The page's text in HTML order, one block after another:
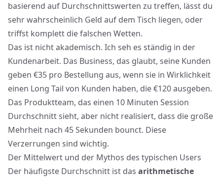
basierend auf Durchschnittswerten zu treffen, lässt du
sehr wahrscheinlich Geld auf dem Tisch liegen, oder
triffst komplett die falschen Wetten.
Das ist nicht akademisch. Ich seh es ständig in der
Kundenarbeit. Das Business, das glaubt, seine Kunden
geben €35 pro Bestellung aus, wenn sie in Wirklichkeit
einen Long Tail von Kunden haben, die €120 ausgeben.
Das Produktteam, das einen 10 Minuten Session
Durchschnitt sieht, aber nicht realisiert, dass die große
Mehrheit nach 45 Sekunden bounct. Diese
Verzerrungen sind wichtig.
Der Mittelwert und der Mythos des typischen Users
Der häufigste Durchschnitt ist das arithmetische